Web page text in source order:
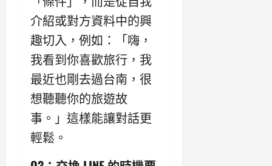
介紹或對方資料中的興
趣切入，例如：「嗨，
我看到你喜歡旅行，我
最近也剛去過台南，很
想聽聽你的旅遊故
事。」這樣能讓對話更
輕鬆。